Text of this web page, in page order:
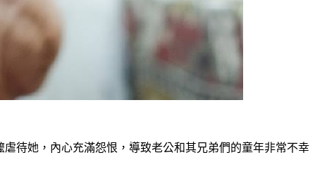
待她，內心充滿怨恨，導致老公和其兄弟們的童年非常不幸